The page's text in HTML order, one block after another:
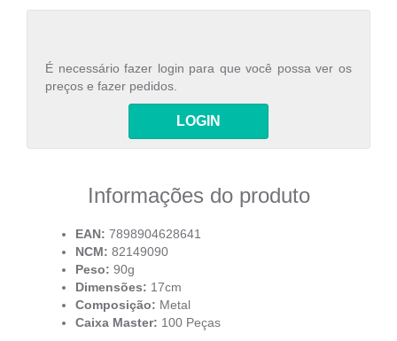
É necessário fazer login para que você possa ver os
preços e fazer pedidos.
LOGIN
Informações do produto
EAN: 7898904628641
NCM: 82149090
Peso: 90g
Dimensões: 17cm
Composição: Metal
Caixa Master: 100 Peças